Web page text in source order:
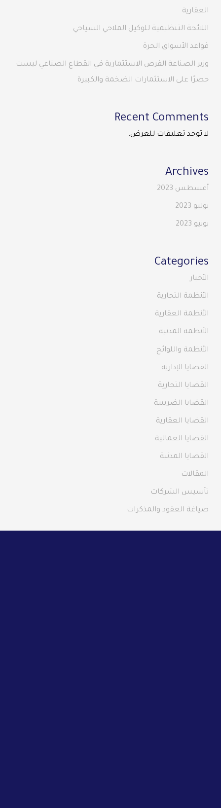
العقارية
اللائحة التنظيمية للوكيل الملاحي السياحي
قواعد الأسواق الحرة
وزير الصناعة الفرص الاستثمارية في القطاع الصناعي ليست
حصرًا على الاستثمارات الضخمة والكبيرة
Recent Comments
لا توجد تعليقات للعرض.
Archives
أغسطس 2023
يوليو 2023
يونيو 2023
Categories
الأخبار
الأنظمة التجارية
الأنظمة العقارية
الأنظمة المدنية
الأنظمة واللوائح
القضايا الإدارية
القضايا التجارية
القضايا الضريبية
القضايا العقارية
القضايا العمالية
القضايا المدنية
المقالات
تأسيس الشركات
صياغة العقود والمذكرات